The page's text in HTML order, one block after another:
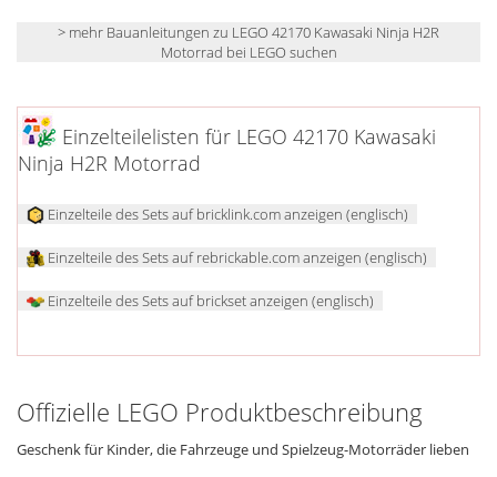
> mehr Bauanleitungen zu LEGO 42170 Kawasaki Ninja H2R
Motorrad bei LEGO suchen
Einzelteilelisten für LEGO 42170 Kawasaki
Ninja H2R Motorrad
Einzelteile des Sets auf bricklink.com anzeigen (englisch)
Einzelteile des Sets auf rebrickable.com anzeigen (englisch)
Einzelteile des Sets auf brickset anzeigen (englisch)
Offizielle LEGO Produktbeschreibung
Geschenk für Kinder, die Fahrzeuge und Spielzeug-Motorräder lieben